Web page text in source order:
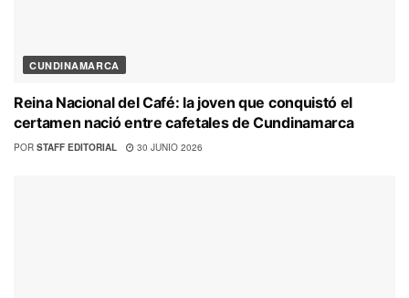
CUNDINAMARCA
Reina Nacional del Café: la joven que conquistó el
certamen nació entre cafetales de Cundinamarca
POR STAFF EDITORIAL 30 JUNIO 2026